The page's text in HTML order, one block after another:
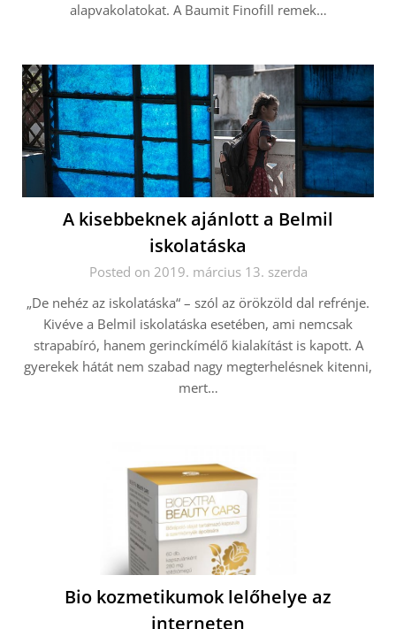
alapvakolatokat. A Baumit Finofill remek…
A kisebbeknek ajánlott a Belmil
iskolatáska
Posted on 2019. március 13. szerda
„De nehéz az iskolatáska“ – szól az örökzöld dal refrénje.
Kivéve a Belmil iskolatáska esetében, ami nemcsak
strapabíró, hanem gerinckímélő kialakítást is kapott. A
gyerekek hátát nem szabad nagy megterhelésnek kitenni,
mert…
Bio kozmetikumok lelőhelye az
interneten